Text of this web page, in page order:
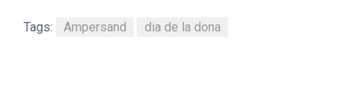
Tags: Ampersand dia de la dona